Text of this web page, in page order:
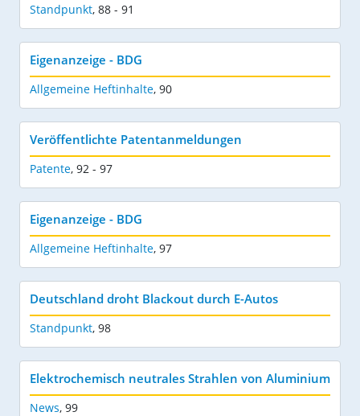
Standpunkt, 88 - 91
Eigenanzeige - BDG
Allgemeine Heftinhalte, 90
Veröffentlichte Patentanmeldungen
Patente, 92 - 97
Eigenanzeige - BDG
Allgemeine Heftinhalte, 97
Deutschland droht Blackout durch E-Autos
Standpunkt, 98
Elektrochemisch neutrales Strahlen von Aluminium
News, 99